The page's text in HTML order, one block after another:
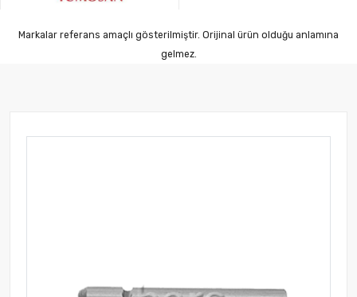
Markalar referans amaçlı gösterilmiştir. Orijinal ürün olduğu anlamına
gelmez.